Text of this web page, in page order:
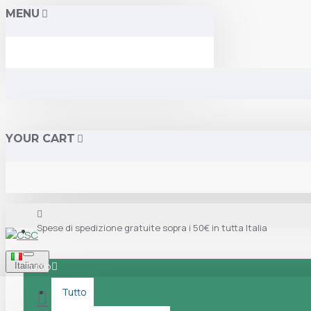
MENU
YOUR CART
Spese di spedizione gratuite sopra i 50€ in tutta Italia
Italiano
Tutto
Tutto